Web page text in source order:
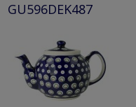
GU596DEK487